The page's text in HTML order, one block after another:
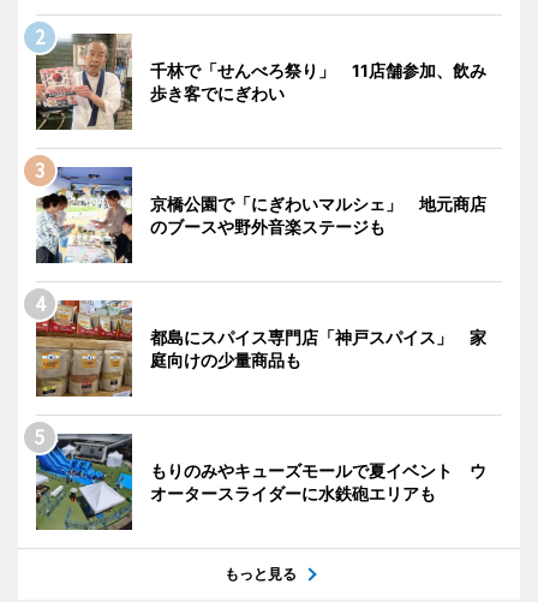
千林で「せんべろ祭り」 11店舗参加、飲み
歩き客でにぎわい
京橋公園で「にぎわいマルシェ」 地元商店
のブースや野外音楽ステージも
都島にスパイス専門店「神戸スパイス」 家
庭向けの少量商品も
もりのみやキューズモールで夏イベント ウ
オータースライダーに水鉄砲エリアも
もっと見る